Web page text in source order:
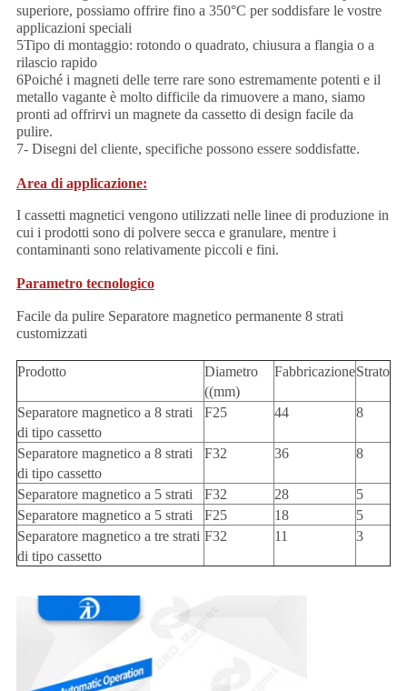
superiore, possiamo offrire fino a 350°C per soddisfare le vostre
applicazioni speciali
5Tipo di montaggio: rotondo o quadrato, chiusura a flangia o a
rilascio rapido
6Poiché i magneti delle terre rare sono estremamente potenti e il
metallo vagante è molto difficile da rimuovere a mano, siamo
pronti ad offrirvi un magnete da cassetto di design facile da
pulire.
7- Disegni del cliente, specifiche possono essere soddisfatte.
Area di applicazione:
I cassetti magnetici vengono utilizzati nelle linee di produzione in
cui i prodotti sono di polvere secca e granulare, mentre i
contaminanti sono relativamente piccoli e fini.
Parametro tecnologico
Facile da pulire Separatore magnetico permanente 8 strati
customizzati
Prodotto
Diametro
((mm)
FabbricazioneStrato
Separatore magnetico a 8 strati
di tipo cassetto
F25 44 8
Separatore magnetico a 8 strati
di tipo cassetto
F32 36 8
Separatore magnetico a 5 strati F32 28
5
Separatore magnetico a 5 strati
F25 18
5
Separatore magnetico a tre strati
di tipo cassetto
F32 11 3